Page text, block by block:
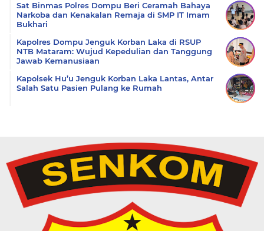
Sat Binmas Polres Dompu Beri Ceramah Bahaya
Narkoba dan Kenakalan Remaja di SMP IT Imam
Bukhari
Kapolres Dompu Jenguk Korban Laka di RSUP
NTB Mataram: Wujud Kepedulian dan Tanggung
Jawab Kemanusiaan
Kapolsek Hu’u Jenguk Korban Laka Lantas, Antar
Salah Satu Pasien Pulang ke Rumah